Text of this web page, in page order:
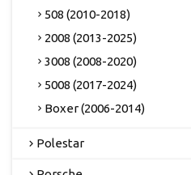
508 (2010-2018)
2008 (2013-2025)
3008 (2008-2020)
5008 (2017-2024)
Boxer (2006-2014)
Polestar